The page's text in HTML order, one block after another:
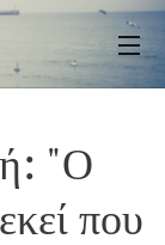
"Ο
που